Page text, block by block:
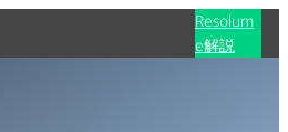
Resolum
e解説